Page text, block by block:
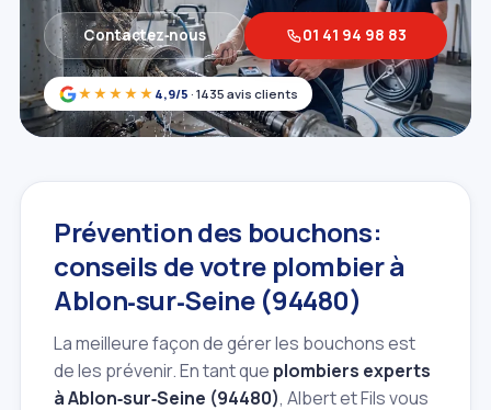
★★★★★ 4,9/5 · 1435 avis clients
Contactez‑nous 01 41 94 98 83
Prévention des bouchons:
conseils de votre plombier à
Ablon‑sur‑Seine (94480)
La meilleure façon de gérer les bouchons est
de les prévenir. En tant que plombiers experts
à Ablon‑sur‑Seine (94480), Albert et Fils vous